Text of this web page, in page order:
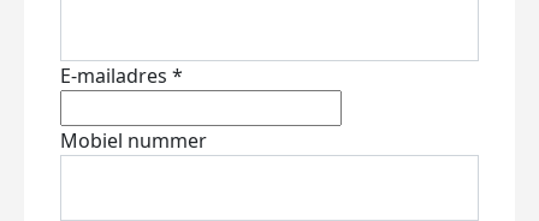
E-mailadres *
Mobiel nummer